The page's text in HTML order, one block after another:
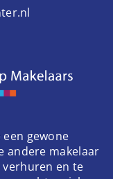
gewone
andere makelaar
en te